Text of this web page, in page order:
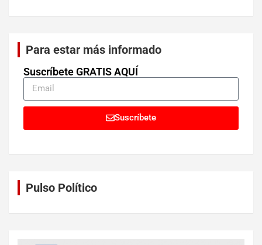
Para estar más informado
Suscríbete GRATIS AQUÍ
Suscríbete
Pulso Político